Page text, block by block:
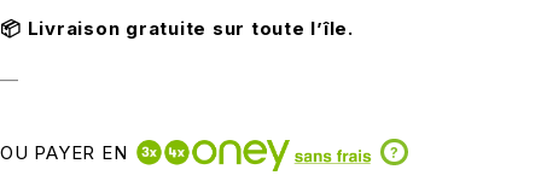
📦 Livraison gratuite sur toute l’île.
—
OU PAYER EN ?